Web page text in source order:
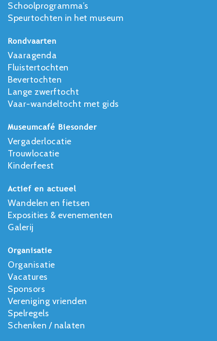
Schoolprogramma’s
Speurtochten in het museum
Rondvaarten
Vaaragenda
Fluistertochten
Bevertochten
Lange zwerftocht
Vaar-wandeltocht met gids
Museumcafé Biesonder
Vergaderlocatie
Trouwlocatie
Kinderfeest
Actief en actueel
Wandelen en fietsen
Exposities & evenementen
Galerij
Organisatie
Organisatie
Vacatures
Sponsors
Vereniging vrienden
Spelregels
Schenken / nalaten